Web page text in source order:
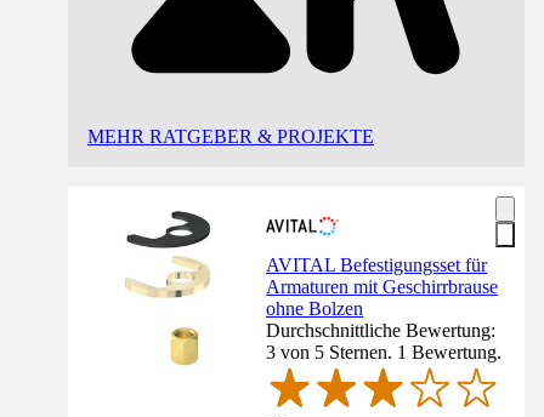
MEHR RATGEBER & PROJEKTE
AVITAL Befestigungsset für
Armaturen mit Geschirrbrause
ohne Bolzen
Durchschnittliche Bewertung:
3 von 5 Sternen. 1 Bewertung.